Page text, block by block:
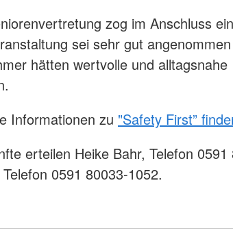
zog im Anschluss
sei sehr gut
hätten wertvolle und
Informationen zu "Safety First”
erteilen Heike Bahr, Telefon
0591 80033-1052.